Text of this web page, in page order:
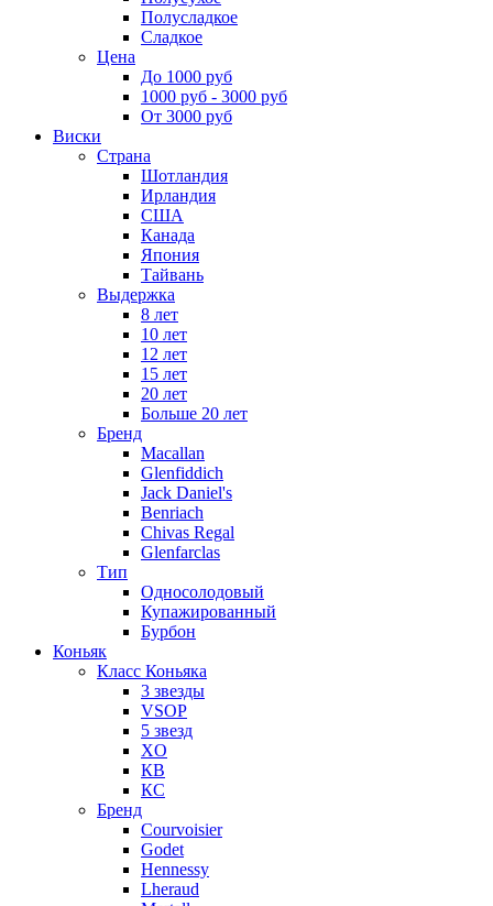
Полусладкое
Сладкое
Цена
До 1000 руб
1000 руб - 3000 руб
От 3000 руб
Виски
Страна
Шотландия
Ирландия
США
Канада
Япония
Тайвань
Выдержка
8 лет
10 лет
12 лет
15 лет
20 лет
Больше 20 лет
Бренд
Macallan
Glenfiddich
Jack Daniel's
Benriach
Chivas Regal
Glenfarclas
Тип
Односолодовый
Купажированный
Бурбон
Коньяк
Класс Коньяка
3 звезды
VSOP
5 звезд
XO
КВ
КС
Бренд
Courvoisier
Godet
Hennessy
Lheraud